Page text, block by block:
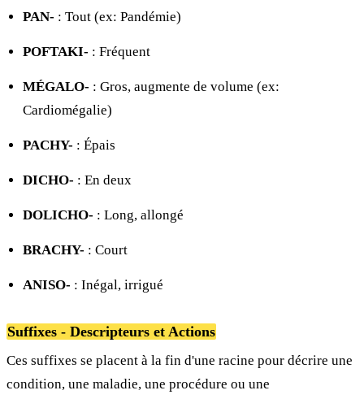
PAN- : Tout (ex: Pandémie)
POFTAKI- : Fréquent
MÉGALO- : Gros, augmente de volume (ex:
Cardiomégalie)
PACHY- : Épais
DICHO- : En deux
DOLICHO- : Long, allongé
BRACHY- : Court
ANISO- : Inégal, irrigué
Suffixes - Descripteurs et Actions
Ces suffixes se placent à la fin d'une racine pour décrire une
condition, une maladie, une procédure ou une